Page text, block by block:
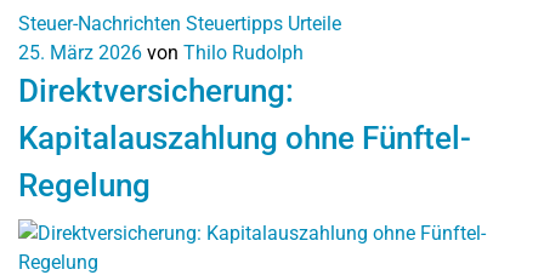
Steuer-Nachrichten Steuertipps Urteile
25. März 2026 von Thilo Rudolph
Direktversicherung:
Kapitalauszahlung ohne Fünftel-
Regelung